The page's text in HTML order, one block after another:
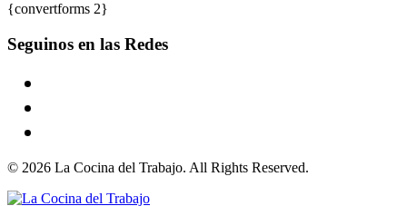
{convertforms 2}
Seguinos en las Redes
© 2026 La Cocina del Trabajo. All Rights Reserved.